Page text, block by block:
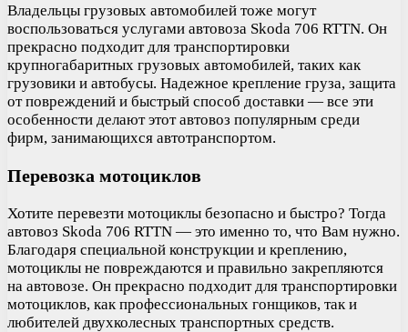
Владельцы грузовых автомобилей тоже могут
воспользоваться услугами автовоза Skoda 706 RTTN. Он
прекрасно подходит для транспортировки
крупногабаритных грузовых автомобилей, таких как
грузовики и автобусы. Надежное крепление груза, защита
от повреждений и быстрый способ доставки — все эти
особенности делают этот автовоз популярным среди
фирм, занимающихся автотранспортом.
Перевозка мотоциклов
Хотите перевезти мотоциклы безопасно и быстро? Тогда
автовоз Skoda 706 RTTN — это именно то, что Вам нужно.
Благодаря специальной конструкции и креплению,
мотоциклы не повреждаются и правильно закрепляются
на автовозе. Он прекрасно подходит для транспортировки
мотоциклов, как профессиональных гонщиков, так и
любителей двухколесных транспортных средств.